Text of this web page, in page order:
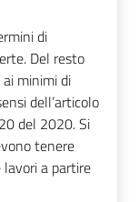
di
Del resto
minimi di
dell’articolo
del 2020. Si
tenere
lavori a partire